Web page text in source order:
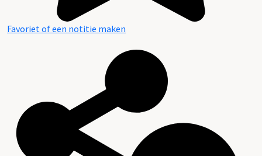
Favoriet of een notitie maken